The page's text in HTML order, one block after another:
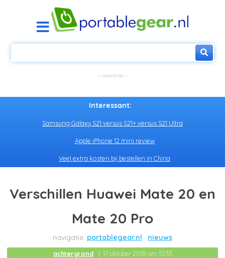
Interessant:
Samsung Galaxy S21 versus S21+ versus S21 Ultra
Apple iPhone 12 mini review
Veel extra kosten bij bestellen in China
Verschillen Huawei Mate 20 en
Mate 20 Pro
portablegear.nl nieuws
achtergrond 17 oktober 2018 om 10:33